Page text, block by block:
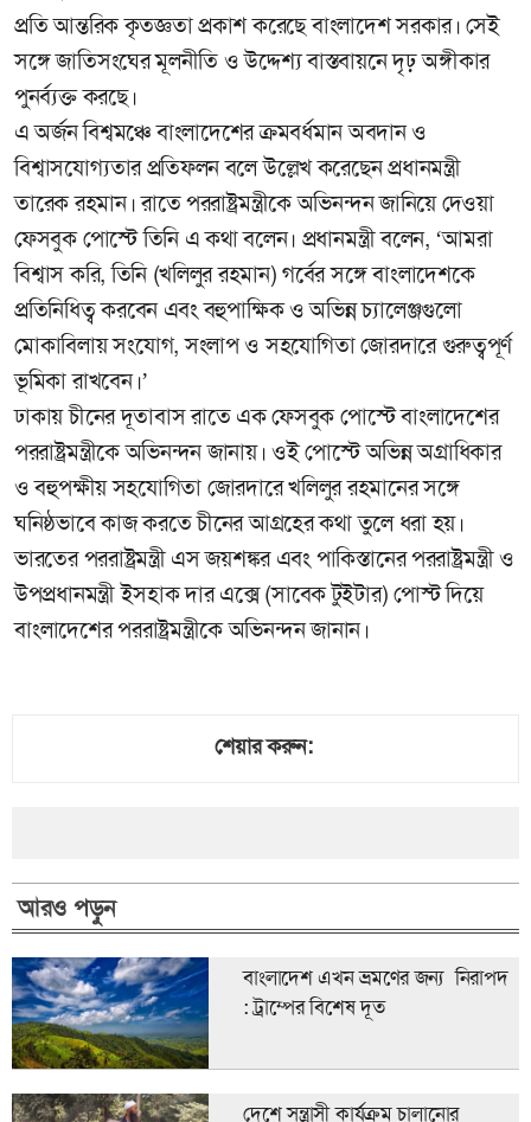
প্রতি আন্তরিক কৃতজ্ঞতা প্রকাশ করেছে বাংলাদেশ সরকার। সেই
সঙ্গে জাতিসংঘের মূলনীতি ও উদ্দেশ্য বাস্তবায়নে দৃঢ় অঙ্গীকার
পুনর্ব্যক্ত করছে।
এ অর্জন বিশ্বমঞ্চে বাংলাদেশের ক্রমবর্ধমান অবদান ও
বিশ্বাসযোগ্যতার প্রতিফলন বলে উল্লেখ করেছেন প্রধানমন্ত্রী
তারেক রহমান। রাতে পররাষ্ট্রমন্ত্রীকে অভিনন্দন জানিয়ে দেওয়া
ফেসবুক পোস্টে তিনি এ কথা বলেন। প্রধানমন্ত্রী বলেন, ‘আমরা
বিশ্বাস করি, তিনি (খলিলুর রহমান) গর্বের সঙ্গে বাংলাদেশকে
প্রতিনিধিত্ব করবেন এবং বহুপাক্ষিক ও অভিন্ন চ্যালেঞ্জগুলো
মোকাবিলায় সংযোগ, সংলাপ ও সহযোগিতা জোরদারে গুরুত্বপূর্ণ
ভূমিকা রাখবেন।’
ঢাকায় চীনের দূতাবাস রাতে এক ফেসবুক পোস্টে বাংলাদেশের
পররাষ্ট্রমন্ত্রীকে অভিনন্দন জানায়। ওই পোস্টে অভিন্ন অগ্রাধিকার
ও বহুপক্ষীয় সহযোগিতা জোরদারে খলিলুর রহমানের সঙ্গে
ঘনিষ্ঠভাবে কাজ করতে চীনের আগ্রহের কথা তুলে ধরা হয়।
ভারতের পররাষ্ট্রমন্ত্রী এস জয়শঙ্কর এবং পাকিস্তানের পররাষ্ট্রমন্ত্রী ও
উপপ্রধানমন্ত্রী ইসহাক দার এক্সে (সাবেক টুইটার) পোস্ট দিয়ে
বাংলাদেশের পররাষ্ট্রমন্ত্রীকে অভিনন্দন জানান।
শেয়ার করুন:
আরও পড়ুন
বাংলাদেশ এখন ভ্রমণের জন্য নিরাপদ
: ট্রাম্পের বিশেষ দূত
দেশে সন্ত্রাসী কার্যক্রম চালানোর